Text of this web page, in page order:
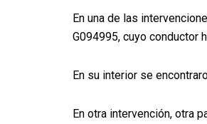
En una de las
G094995, cuyo conductor
En su interior se
En otra intervención, otra